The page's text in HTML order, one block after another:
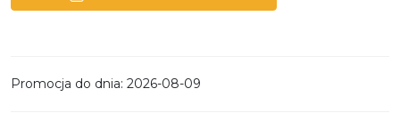
Promocja do dnia: 2026-08-09